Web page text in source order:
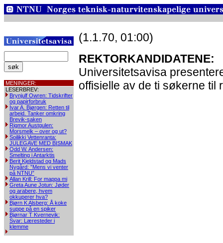
MENINGER:
LESERBREV:
Brynjulf Owren: Tidskrifter
og papirforbruk
Ivar A. Bjørgen: Retten til
arbeid. Tanker omkring
Brevik-saken
Rigmor Austgulen:
Morsmelk – over og ut?
Soilikki Vettenranta:
JULEGAVE MED BISMAK
Odd W. Andersen:
Smelting i Antarktis
Berit Kjeldstad og Mads
Nygård: ”Mens vi venter
på NTNU”
Allan Krill: For mappa mi
Greta Aune Jotun: Jøder
og arabere, hvem
okkuperer hva?
Bjørn K Alsberg: Å koke
suppe på en spiker
Bjørnar T Kvernevik:
Svar: Læresteder i
klemme
(1.1.70, 01:00)
REKTORKANDIDATENE:
Universitetsavisa
offisielle av de ti søkerne til